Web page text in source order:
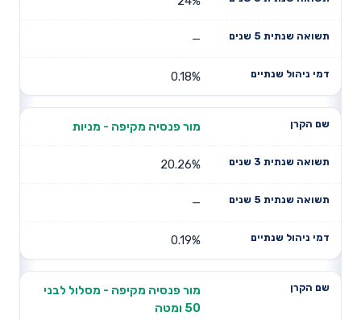
—
0.18%
מור פנסיה מקיפה - מניות
20.26%
—
0.19%
מור פנסיה מקיפה - מסלול לבני
50 ומטה